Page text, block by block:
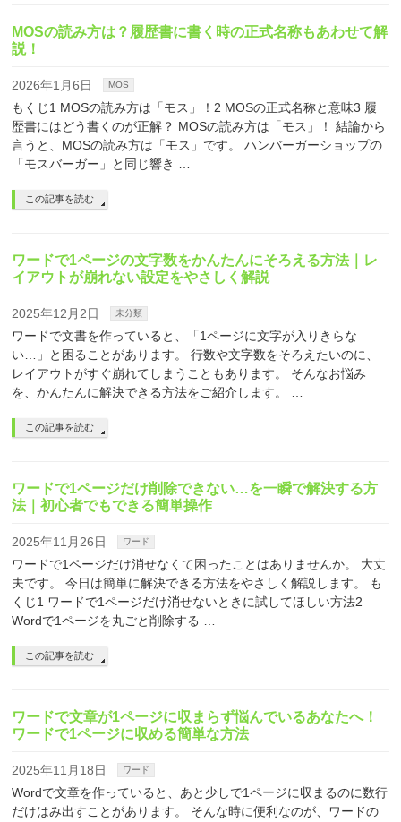
MOSの読み方は？履歴書に書く時の正式名称もあわせて解
説！
2026年1月6日 MOS
もくじ1 MOSの読み方は「モス」！2 MOSの正式名称と意味3 履
歴書にはどう書くのが正解？ MOSの読み方は「モス」！ 結論から
言うと、MOSの読み方は「モス」です。 ハンバーガーショップの
「モスバーガー」と同じ響き …
この記事を読む
ワードで1ページの文字数をかんたんにそろえる方法｜レ
イアウトが崩れない設定をやさしく解説
2025年12月2日 未分類
ワードで文書を作っていると、「1ページに文字が入りきらな
い…」と困ることがあります。 行数や文字数をそろえたいのに、
レイアウトがすぐ崩れてしまうこともあります。 そんなお悩み
を、かんたんに解決できる方法をご紹介します。 …
この記事を読む
ワードで1ページだけ削除できない…を一瞬で解決する方
法｜初心者でもできる簡単操作
2025年11月26日 ワード
ワードで1ページだけ消せなくて困ったことはありませんか。 大丈
夫です。 今日は簡単に解決できる方法をやさしく解説します。 も
くじ1 ワードで1ページだけ消せないときに試してほしい方法2
Wordで1ページを丸ごと削除する …
この記事を読む
ワードで文章が1ページに収まらず悩んでいるあなたへ！
ワードで1ページに収める簡単な方法
2025年11月18日 ワード
Wordで文章を作っていると、あと少しで1ページに収まるのに数行
だけはみ出すことがあります。 そんな時に便利なのが、ワードの